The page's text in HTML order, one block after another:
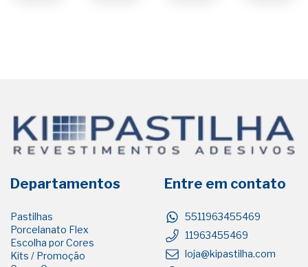
Departamentos
Pastilhas
Porcelanato Flex
Escolha por Cores
Kits / Promoção
Entre em contato
5511963455469
11963455469
loja@kipastilha.com